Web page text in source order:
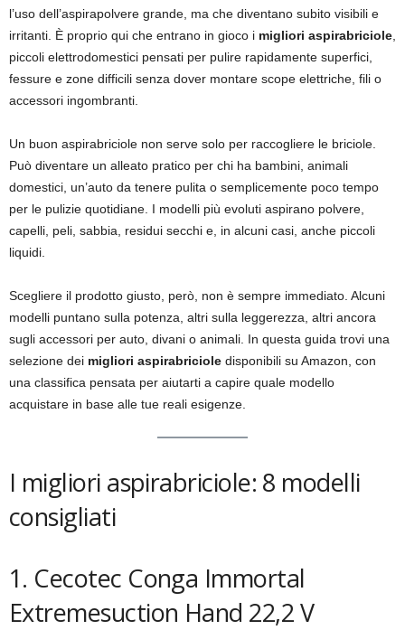
l’uso dell’aspirapolvere grande, ma che diventano subito visibili e
irritanti. È proprio qui che entrano in gioco i migliori aspirabriciole
piccoli elettrodomestici pensati per pulire rapidamente superfici,
fessure e zone difficili senza dover montare scope elettriche, fili o
accessori ingombranti.
Un buon aspirabriciole non serve solo per raccogliere le briciole.
Può diventare un alleato pratico per chi ha bambini, animali
domestici, un’auto da tenere pulita o semplicemente poco tempo
per le pulizie quotidiane. I modelli più evoluti aspirano polvere,
capelli, peli, sabbia, residui secchi e, in alcuni casi, anche piccoli
liquidi.
Scegliere il prodotto giusto, però, non è sempre immediato. Alcuni
modelli puntano sulla potenza, altri sulla leggerezza, altri ancora
sugli accessori per auto, divani o animali. In questa guida trovi una
selezione dei migliori aspirabriciole disponibili su Amazon, con
una classifica pensata per aiutarti a capire quale modello
acquistare in base alle tue reali esigenze.
I migliori aspirabriciole: 8 modelli
consigliati
1. Cecotec Conga Immortal
Extremesuction Hand 22,2 V